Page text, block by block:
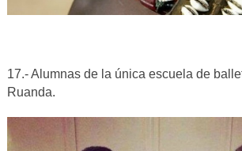
17.- Alumnas de la única escuela de
Ruanda.